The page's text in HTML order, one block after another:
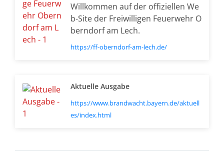
Willkommen auf der offiziellen We
b-Site der Freiwilligen Feuerwehr O
berndorf am Lech.
https://ff-oberndorf-am-lech.de/
Aktuelle Ausgabe
https://www.brandwacht.bayern.de/aktuell
es/index.html